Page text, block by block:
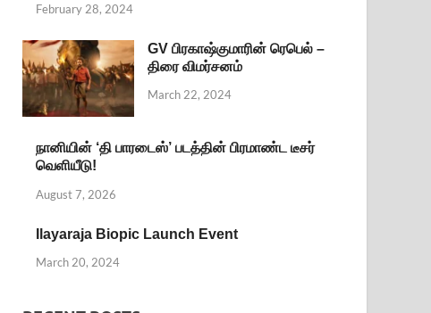
February 28, 2024
GV பிரகாஷ்குமாரின் ரெபெல் –
திரை விமர்சனம்
March 22, 2024
நானியின் ‘தி பாரடைஸ்’ படத்தின் பிரமாண்ட டீசர்
வெளியீடு!
August 7, 2026
Ilayaraja Biopic Launch Event
March 20, 2024